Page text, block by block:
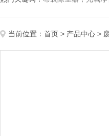
当前位置： 首页 > 产品中心 >